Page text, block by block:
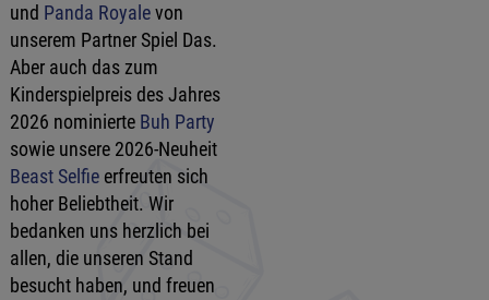
und Panda Royalevon
unserem Partner Spiel Das.
Aber auch das zum
Kinderspielpreis des Jahres
2026 nominierte Buh Party
sowie unsere 2026-Neuheit
Beast Selfieerfreuten sich
hoher Beliebtheit. Wir
bedanken uns herzlich bei
allen, die unseren Stand
besucht haben, und freuen